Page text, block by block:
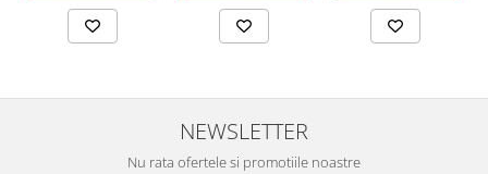
NEWSLETTER
Nu rata ofertele si promotiile noastre